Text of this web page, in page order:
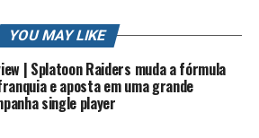
Facebook: /rkplay
contato.roberto94@gmail.com
#HISTORIADOSJOGOS
YOU MAY LIKE
| Splatoon Raiders muda a fórmula
e aposta em uma grande
single player